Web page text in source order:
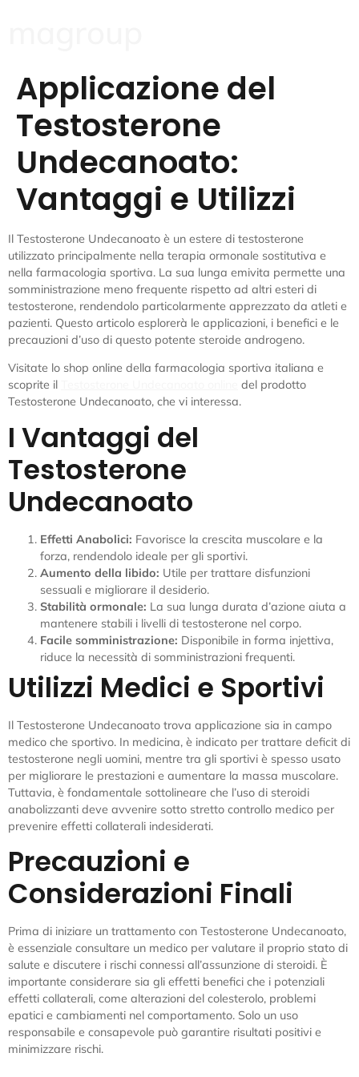
Applicazione del
Testosterone
Undecanoato:
Vantaggi e Utilizzi
Il Testosterone Undecanoato è un estere di testosterone
utilizzato principalmente nella terapia ormonale sostitutiva e
nella farmacologia sportiva. La sua lunga emivita permette una
somministrazione meno frequente rispetto ad altri esteri di
testosterone, rendendolo particolarmente apprezzato da atleti e
pazienti. Questo articolo esplorerà le applicazioni, i benefici e le
precauzioni d’uso di questo potente steroide androgeno.
Visitate lo shop online della farmacologia sportiva italiana e
scoprite il
del prodotto
Testosterone Undecanoato, che vi interessa.
I Vantaggi del
Testosterone
Undecanoato
Effetti Anabolici: Favorisce la crescita muscolare e la
forza, rendendolo ideale per gli sportivi.
Aumento della libido: Utile per trattare disfunzioni
sessuali e migliorare il desiderio.
Stabilità ormonale: La sua lunga durata d’azione aiuta a
mantenere stabili i livelli di testosterone nel corpo.
Facile somministrazione: Disponibile in forma injettiva,
riduce la necessità di somministrazioni frequenti.
Utilizzi Medici e Sportivi
Il Testosterone Undecanoato trova applicazione sia in campo
medico che sportivo. In medicina, è indicato per trattare deficit di
testosterone negli uomini, mentre tra gli sportivi è spesso usato
per migliorare le prestazioni e aumentare la massa muscolare.
Tuttavia, è fondamentale sottolineare che l’uso di steroidi
anabolizzanti deve avvenire sotto stretto controllo medico per
prevenire effetti collaterali indesiderati.
Precauzioni e
Considerazioni Finali
Prima di iniziare un trattamento con Testosterone Undecanoato,
è essenziale consultare un medico per valutare il proprio stato di
salute e discutere i rischi connessi all’assunzione di steroidi. È
importante considerare sia gli effetti benefici che i potenziali
effetti collaterali, come alterazioni del colesterolo, problemi
epatici e cambiamenti nel comportamento. Solo un uso
responsabile e consapevole può garantire risultati positivi e
minimizzare rischi.